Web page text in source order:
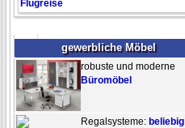
Flugreise
gewerbliche Möbel
robuste und moderne
Büromöbel
Regalsysteme: beliebig